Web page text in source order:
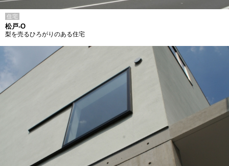
住宅
松戸-O
梨を売るひろがりのある住宅